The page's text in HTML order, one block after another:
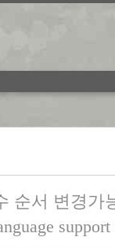
순서 변경가
support